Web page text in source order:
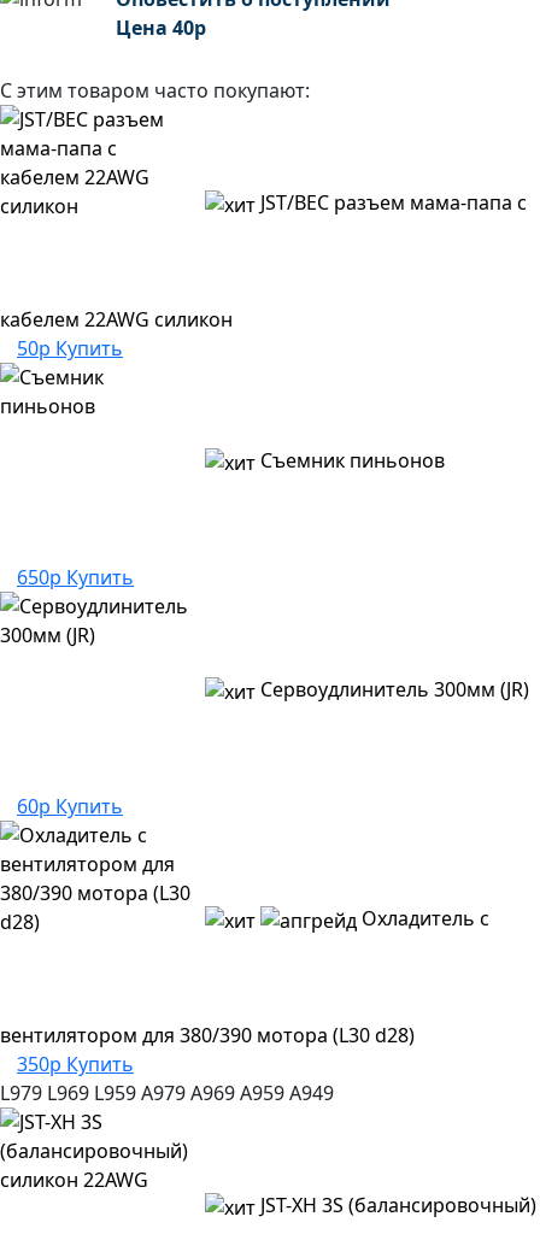
Цена 40р
С этим товаром часто покупают:
JST/BEC разъем мама-папа с
кабелем 22AWG силикон
50р Купить
Съемник пиньонов
650р Купить
Сервоудлинитель 300мм (JR)
60р Купить
Охладитель с
вентилятором для 380/390 мотора (L30 d28)
350р Купить
L979 L969 L959A979A969A959A949
JST-XH 3S (балансировочный)